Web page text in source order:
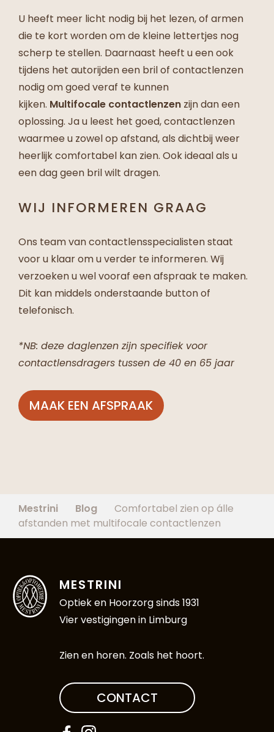
U heeft meer licht nodig bij het lezen, of armen
die te kort worden om de kleine lettertjes nog
scherp te stellen. Daarnaast heeft u een ook
tijdens het autorijden een bril of contactlenzen
nodig om goed veraf te kunnen
kijken. Multifocale contactlenzen zijn dan een
oplossing. Ja u leest het goed, contactlenzen
waarmee u zowel op afstand, als dichtbij weer
heerlijk comfortabel kan zien. Ook ideaal als u
een dag geen bril wilt dragen.
WIJ INFORMEREN GRAAG
Ons team van contactlensspecialisten staat
voor u klaar om u verder te informeren. Wij
verzoeken u wel vooraf een afspraak te maken.
Dit kan middels onderstaande button of
telefonisch.
*NB: deze daglenzen zijn specifiek voor
contactlensdragers tussen de 40 en 65 jaar
MAAK EEN AFSPRAAK
Mestrini Blog
Comfortabel zien op álle
afstanden met multifocale contactlenzen
MESTRINI
Optiek en Hoorzorg sinds 1931
Vier vestigingen in Limburg
Zien en horen. Zoals het hoort.
CONTACT